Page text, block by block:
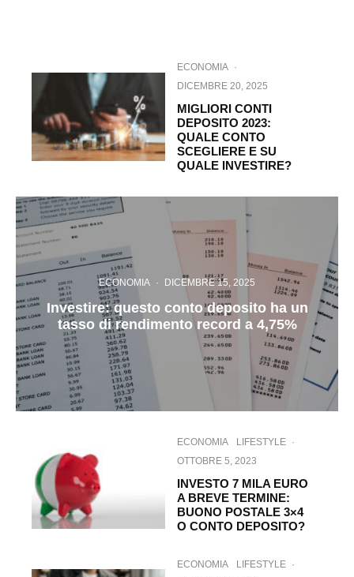
ECONOMIA ·
DICEMBRE 20, 2025
MIGLIORI CONTI
DEPOSITO 2023:
QUALE CONTO
SCEGLIERE E SU
QUALE INVESTIRE?
ECONOMIA · DICEMBRE 15, 2025
Investire: questo conto deposito ha un
tasso di rendimento record a 4,75%
ECONOMIA LIFESTYLE ·
OTTOBRE 5, 2023
INVESTO 7 MILA EURO
A BREVE TERMINE:
BUONO POSTALE 3×4
O CONTO DEPOSITO?
ECONOMIA LIFESTYLE ·